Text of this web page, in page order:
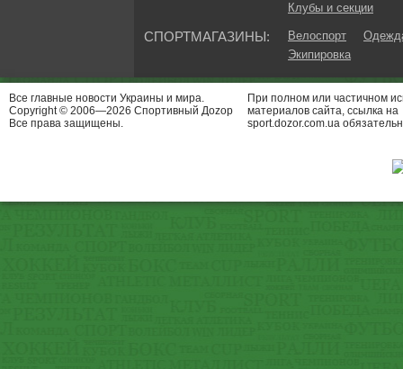
Клубы и секции
СПОРТМАГАЗИНЫ: Велоспорт
Экипировка
Все главные новости Украины и мира.
Copyright © 2006—2026 Спортивный Доzор
Все права защищены.
При полном или частичном
материалов сайта, ссылка на
sport.dozor.com.ua